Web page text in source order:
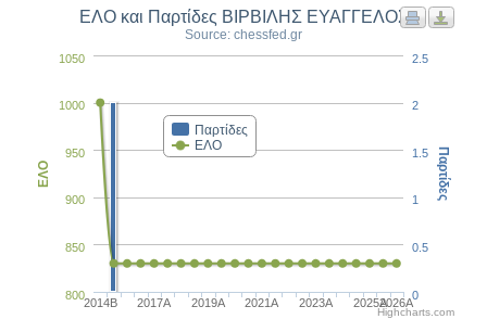
ΕΛΟ και Παρτίδες ΒΙΡΒΙΛΗΣ ΕΥΑΓΓΕΛΟΣ
Source: chessfed.gr
Παρτίδες
ΕΛΟ
2014B 2017A 2019A 2021A 2023Α 2025A2026A
800
850
900
950
1000
1050
ΕΛΟ
0
0.5
1
1.5
2
2.5
Παρτίδες
Highcharts.com